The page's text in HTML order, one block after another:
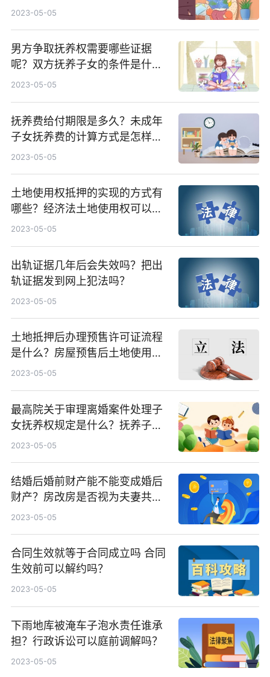
变更条件有哪些？
2023-05-05
男方争取抚养权需要哪些证据
呢？双方抚养子女的条件是什
么？
2023-05-05
抚养费给付期限是多久？未成年
子女抚养费的计算方式是怎样
的？
2023-05-05
土地使用权抵押的实现的方式有
哪些？经济法土地使用权可以抵
押吗？
2023-05-05
出轨证据几年后会失效吗？把出
轨证据发到网上犯法吗？
2023-05-05
土地抵押后办理预售许可证流程
是什么？房屋预售后土地使用权
可否抵押？
2023-05-05
最高院关于审理离婚案件处理子
女抚养权规定是什么？抚养子女
的条件有哪些要求？
2023-05-05
结婚后婚前财产能不能变成婚后
财产？房改房是否视为夫妻共同
财产？
2023-05-05
合同生效就等于合同成立吗 合同
生效前可以解约吗？
2023-05-05
下雨地库被淹车子泡水责任谁承
担？行政诉讼可以庭前调解吗？
2023-05-05